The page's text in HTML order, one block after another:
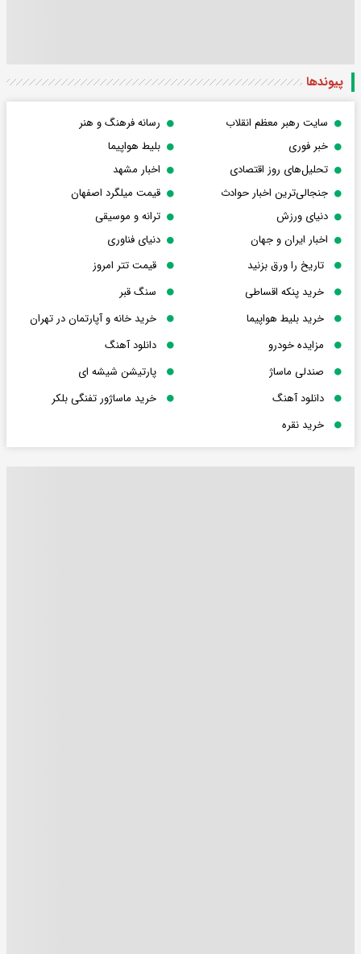
پیوندها
سایت رهبر معظم انقلاب
رسانه فرهنگ و هنر
خبر فوری
بلیط هواپیما
تحلیل‌های روز اقتصادی
اخبار مشهد
جنجالی‌ترین اخبار حوادث
قیمت میلگرد اصفهان
دنیای ورزش
ترانه و موسیقی
اخبار ایران و جهان
دنیای فناوری
تاریخ را ورق بزنید
قیمت تتر امروز
خرید پنکه اقساطی
سنگ قبر
خرید بلیط هواپیما
خرید خانه و آپارتمان در تهران
مزایده خودرو
دانلود آهنگ
صندلی ماساژ
پارتیشن شیشه ای
دانلود آهنگ
خرید ماساژور تفنگی بلکر
خرید نقره